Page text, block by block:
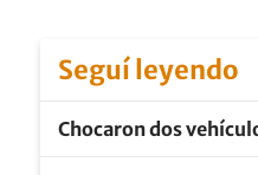
Seguí leyendo
Chocaron dos